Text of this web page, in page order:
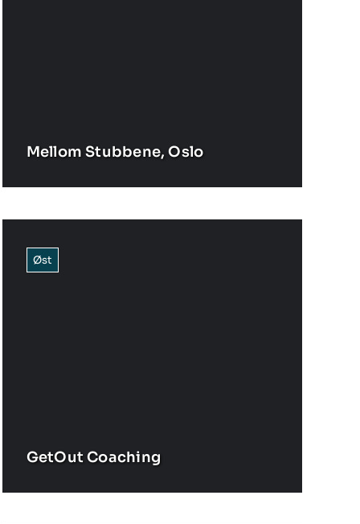
Mellom Stubbene, Oslo
Øst
GetOut Coaching